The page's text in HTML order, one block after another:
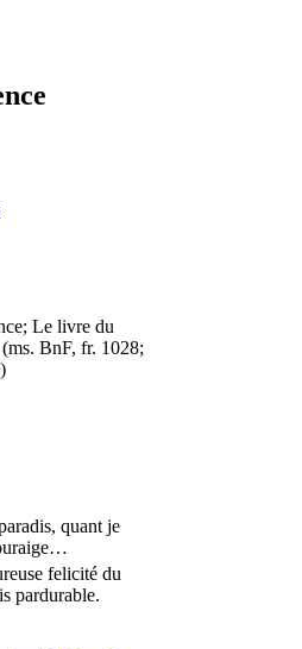
Le livre du
BnF, fr. 1028;
quant je
felicité du
pardurable.